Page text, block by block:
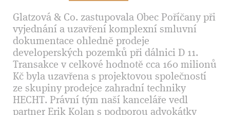
Glatzová & Co. zastupovala Obec Poříčany při
vyjednání a uzavření komplexní smluvní
dokumentace ohledně prodeje
developerských pozemků při dálnici D 11.
Transakce v celkové hodnotě cca 160 milionů
Kč byla uzavřena s projektovou společností
ze skupiny prodejce zahradní techniky
HECHT. Právní tým naší kanceláře vedl
partner Erik Kolan s podporou advokátky